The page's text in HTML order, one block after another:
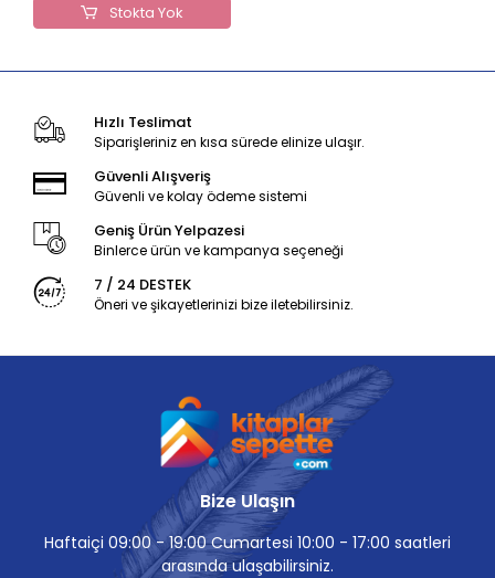
Stokta Yok
Hızlı Teslimat
Siparişleriniz en kısa sürede elinize ulaşır.
Güvenli Alışveriş
Güvenli ve kolay ödeme sistemi
Geniş Ürün Yelpazesi
Binlerce ürün ve kampanya seçeneği
7 / 24 DESTEK
Öneri ve şikayetlerinizi bize iletebilirsiniz.
Bize Ulaşın
Haftaiçi 09:00 - 19:00 Cumartesi 10:00 - 17:00 saatleri
arasında ulaşabilirsiniz.